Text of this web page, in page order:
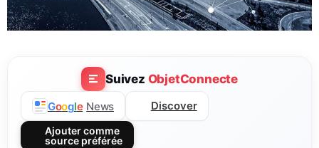
Suivez ObjetConnecte
Google News Discover
Ajouter comme
source préférée